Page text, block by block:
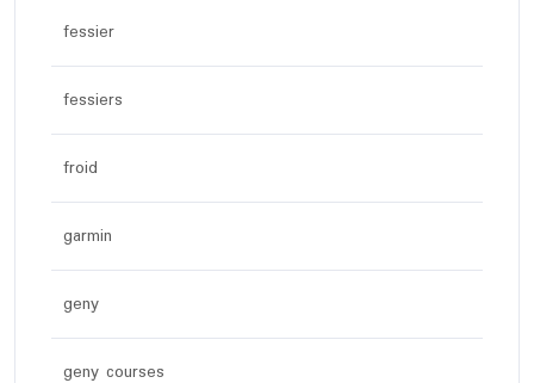
fessier
fessiers
froid
garmin
geny
geny courses